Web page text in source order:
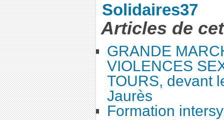
Solidaires37
Articles de
GRANDE
VIOLENCES
TOURS, devant
Jaurès
Formation